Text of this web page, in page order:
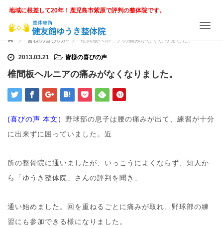
地域に根差して20年！鹿児島市紫原で評判の整体院です。
T
i
o
ホーム 皆様の喜びの声 椎間板ヘルニアの痛みがなくなりました。
2013.03.21 皆様の喜びの声
椎間板ヘルニアの痛みがなくなりました。
(喜びの声 本文） 野球部の息子は腰の痛みが出て、練習が十分
に出来ずに困っていました。近
所の整骨院に通いましたが、いっこうによくならず、知人か
ら「ゆうき整体院」さんの評判を聞き、
通い始めました。回を重ねるごとに痛みが取れ、野球部の練
習にも参加できる様になりました。